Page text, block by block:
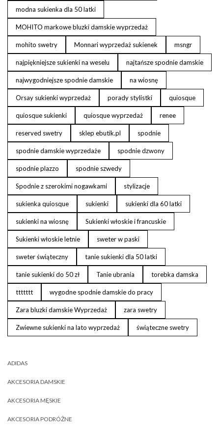
modna sukienka dla 50 latki
MOHITO markowe bluzki damskie wyprzedaż
mohito swetry Monnari wyprzedaż sukienek msngr
najpiękniejsze sukienki na weselu najtańsze spodnie damskie
najwygodniejsze spodnie damskie na wiosnę
Orsay sukienki wyprzedaż porady stylistki quiosque
quiosque sukienki quiosque wyprzedaż renee
reserved swetry sklep ebutik.pl spodnie
spodnie damskie wyprzedaże spodnie dzwony
spodnie plazzo spodnie szwedy
Spodnie z szerokimi nogawkami stylizacje
sukienka quiosque sukienki sukienki dla 60 latki
sukienki na wiosnę Sukienki włoskie i francuskie
Sukienki włoskie letnie sweter w paski
sweter świąteczny tanie sukienki dla 50 latki
tanie sukienki do 50 zł Tanie ubrania torebka damska
ttttttt wygodne spodnie damskie do pracy
Zara bluzki damskie Wyprzedaż zara swetry
Zwiewne sukienki na lato wyprzedaż świąteczne swetry
ADIDAS
AKCESORIA DAMSKIE
AKCESORIA MĘSKIE
AKCESORIA PODRÓŻNE